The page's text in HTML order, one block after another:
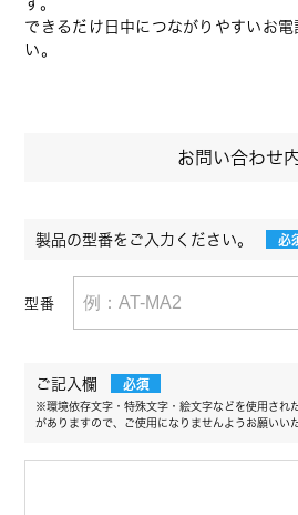
できるだけ日中につながりやすいお
い。
お問い合わせ
製品の型番をご入力ください。 必
型番
ご記入欄 必須
※環境依存文字・特殊文字・絵文字などを使用され
がありますので、ご使用になりませんようお願いいた